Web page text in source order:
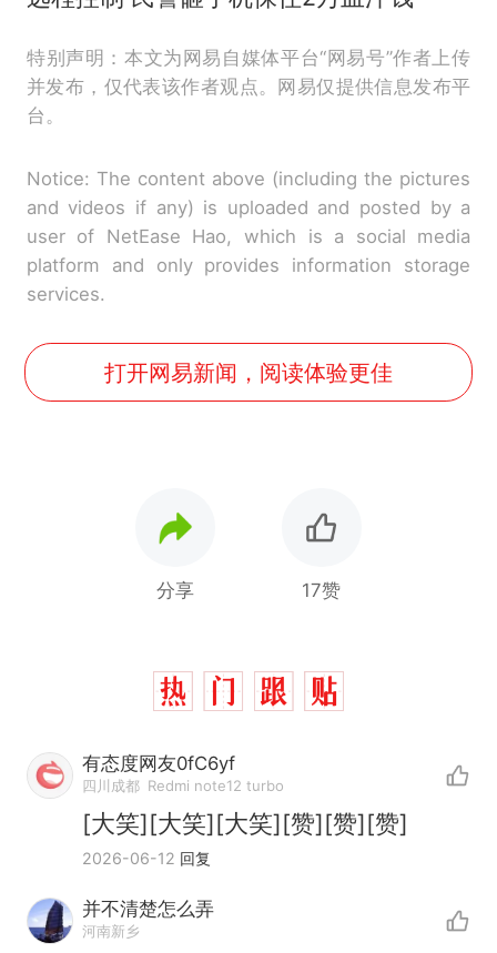
特别声明：本文为网易自媒体平台“网易号”作者上传
并发布，仅代表该作者观点。网易仅提供信息发布平
台。
Notice: The content above (including the pictures
and videos if any) is uploaded and posted by a
user of NetEase Hao, which is a social media
platform and only provides information storage
services.
打开网易新闻，阅读体验更佳
分享 17赞
有态度网友0fC6yf
四川成都 Redmi note12 turbo
[大笑][大笑][大笑][赞][赞][赞]
2026-06-12 回复
并不清楚怎么弄
河南新乡